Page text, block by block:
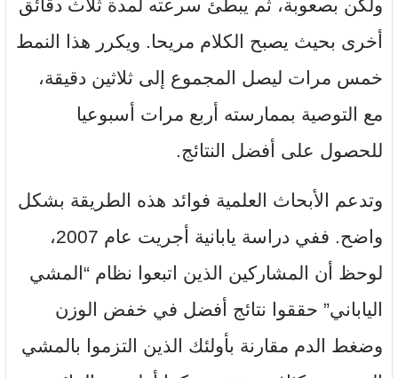
ولكن بصعوبة، ثم يبطئ سرعته لمدة ثلاث دقائق
أخرى بحيث يصبح الكلام مريحا. ويكرر هذا النمط
خمس مرات ليصل المجموع إلى ثلاثين دقيقة،
مع التوصية بممارسته أربع مرات أسبوعيا
للحصول على أفضل النتائج.
وتدعم الأبحاث العلمية فوائد هذه الطريقة بشكل
واضح. ففي دراسة يابانية أجريت عام 2007،
لوحظ أن المشاركين الذين اتبعوا نظام “المشي
الياباني” حققوا نتائج أفضل في خفض الوزن
وضغط الدم مقارنة بأولئك الذين التزموا بالمشي